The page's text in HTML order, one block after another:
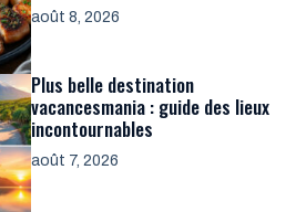
août 8, 2026
Plus belle destination
vacancesmania : guide des lieux
incontournables
août 7, 2026